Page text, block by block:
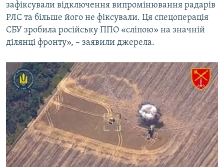
зафіксували відключення випромінювання радарів
РЛС та більше його не фіксували. Ця спецоперація
СБУ зробила російську ППО «сліпою» на значній
ділянці фронту», – заявили джерела.